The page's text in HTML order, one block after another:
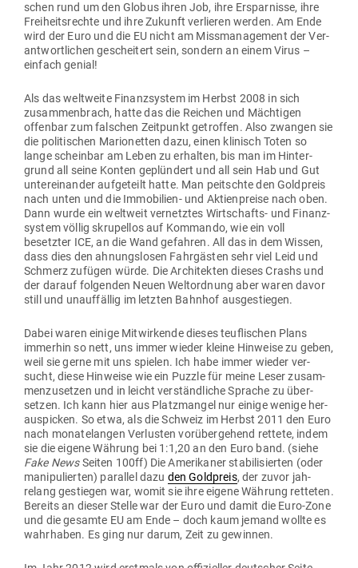
schen rund um den Globus ihren Job, ihre Erspar­nisse, ihre
Frei­heits­rechte und ihre Zukunft ver­lieren werden. Am Ende
wird der Euro und die EU nicht am Miss­ma­nagement der Ver­
ant­wort­lichen gescheitert sein, sondern an einem Virus –
einfach genial!
Als das welt­weite Finanz­system im Herbst 2008 in sich
zusam­men­brach, hatte das die Reichen und Mäch­tigen
offenbar zum fal­schen Zeit­punkt getroffen. Also zwangen sie
die poli­ti­schen Mario­netten dazu, einen kli­nisch Toten so
lange scheinbar am Leben zu erhalten, bis man im Hin­ter­
grund all seine Konten geplündert und all sein Hab und Gut
unter­ein­ander auf­ge­teilt hatte. Man peitschte den Gold­preis
nach unten und die Immo­bilien- und Akti­en­preise nach oben.
Dann wurde ein weltweit ver­netztes Wirt­schafts- und Finanz­
system völlig skru­pellos auf Kom­mando, wie ein voll
besetzter ICE, an die Wand gefahren. All das in dem Wissen,
dass dies den ahnungs­losen Fahr­gästen sehr viel Leid und
Schmerz zufügen würde. Die Archi­tekten dieses Crashs und
der darauf fol­genden Neuen Welt­ordnung aber waren davor
still und unauf­fällig im letzten Bahnhof ausgestiegen.
Dabei waren einige Mit­wir­kende dieses teuf­li­schen Plans
immerhin so nett, uns immer wieder kleine Hin­weise zu geben,
weil sie gerne mit uns spielen. Ich habe immer wieder ver­
sucht, diese Hin­weise wie ein Puzzle für meine Leser zusam­
men­zu­setzen und in leicht ver­ständ­liche Sprache zu über­
setzen. Ich kann hier aus Platz­mangel nur einige wenige her­
aus­picken. So etwa, als die Schweiz im Herbst 2011 den Euro
nach mona­te­langen Ver­lusten vor­über­gehend rettete, indem
sie die eigene Währung bei 1:1,20 an den Euro band. (siehe
Fake NewsSeiten 100ff) Die Ame­ri­kaner sta­bi­li­sierten (oder
mani­pu­lierten) par­allel dazu den Gold­preis, der zuvor jah­
relang gestiegen war, womit sie ihre eigene Währung ret­teten.
Bereits an dieser Stelle war der Euro und damit die Euro-Zone
und die gesamte EU am Ende – doch kaum jemand wollte es
wahr­haben. Es ging nur darum, Zeit zu gewinnen.